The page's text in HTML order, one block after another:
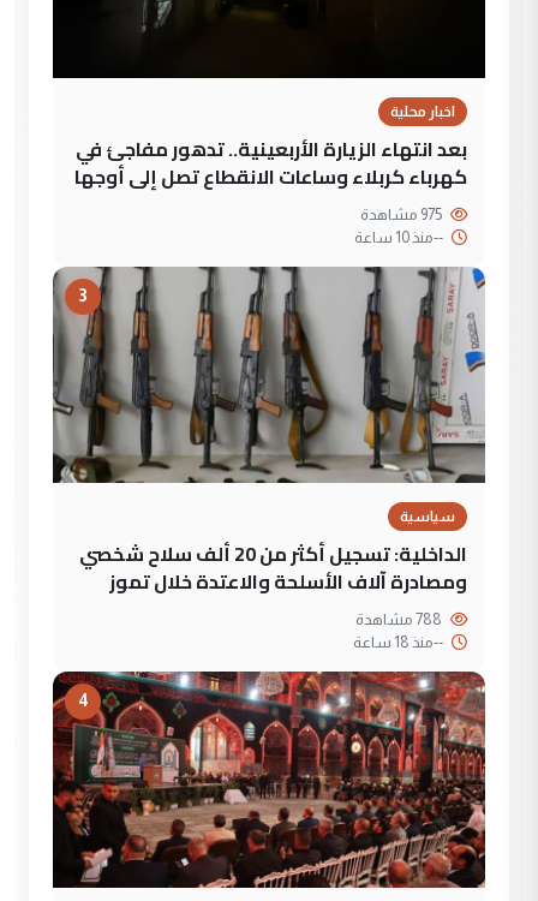
اخبار محلية
بعد انتهاء الزيارة الأربعينية.. تدهور مفاجئ في
كهرباء كربلاء وساعات الانقطاع تصل إلى أوجها
--منذ 10 ساعة
3
سياسية
الداخلية: تسجيل أكثر من 20 ألف سلاح شخصي
ومصادرة آلاف الأسلحة والاعتدة خلال تموز
--منذ 18 ساعة
4